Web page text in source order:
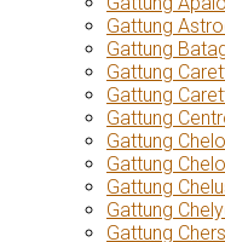
Gattung
Gattung
Gattung
Gattung
Gattung
Gattung
Gattung
Gattung
Gattung
Gattung